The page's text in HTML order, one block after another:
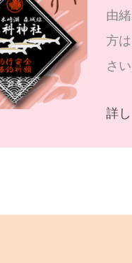
由
方
さい
詳